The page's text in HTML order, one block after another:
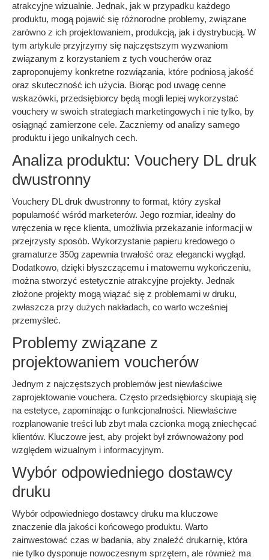
atrakcyjne wizualnie. Jednak, jak w przypadku każdego
produktu, mogą pojawić się różnorodne problemy, związane
zarówno z ich projektowaniem, produkcją, jak i dystrybucją. W
tym artykule przyjrzymy się najczęstszym wyzwaniom
związanym z korzystaniem z tych voucherów oraz
zaproponujemy konkretne rozwiązania, które podniosą jakość
oraz skuteczność ich użycia. Biorąc pod uwagę cenne
wskazówki, przedsiębiorcy będą mogli lepiej wykorzystać
vouchery w swoich strategiach marketingowych i nie tylko, by
osiągnąć zamierzone cele. Zaczniemy od analizy samego
produktu i jego unikalnych cech.
Analiza produktu: Vouchery DL druk
dwustronny
Vouchery DL druk dwustronny to format, który zyskał
popularność wśród marketerów. Jego rozmiar, idealny do
wręczenia w ręce klienta, umożliwia przekazanie informacji w
przejrzysty sposób. Wykorzystanie papieru kredowego o
gramaturze 350g zapewnia trwałość oraz elegancki wygląd.
Dodatkowo, dzięki błyszczącemu i matowemu wykończeniu,
można stworzyć estetycznie atrakcyjne projekty. Jednak
złożone projekty mogą wiązać się z problemami w druku,
zwłaszcza przy dużych nakładach, co warto wcześniej
przemyśleć.
Problemy związane z
projektowaniem voucherów
Jednym z najczęstszych problemów jest niewłaściwe
zaprojektowanie vouchera. Często przedsiębiorcy skupiają się
na estetyce, zapominając o funkcjonalności. Niewłaściwe
rozplanowanie treści lub zbyt mała czcionka mogą zniechęcać
klientów. Kluczowe jest, aby projekt był zrównoważony pod
względem wizualnym i informacyjnym.
Wybór odpowiedniego dostawcy
druku
Wybór odpowiedniego dostawcy druku ma kluczowe
znaczenie dla jakości końcowego produktu. Warto
zainwestować czas w badania, aby znaleźć drukarnię, która
nie tylko dysponuje nowoczesnym sprzętem, ale również ma